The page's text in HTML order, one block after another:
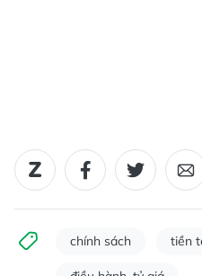
chính sách tiền